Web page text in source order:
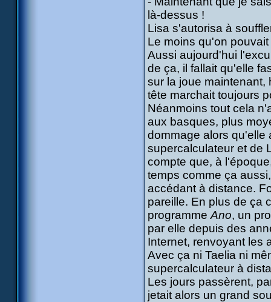
là-dessus !
Lisa s'autorisa à
Le moins qu'on
Aussi aujourd'hui
de ça, il fallait qu'elle
sur la joue maintenant,
tête marchait toujours
Néanmoins tout cela
aux basques, plus
dommage alors qu'elle
supercalculateur et de
compte que, à
temps comme ça
accédant à distance.
pareille. En plus de ça
programme Ano, un
par elle depuis des
Internet, renvoyant les
Avec ça ni Taelia ni
supercalculateur à
Les jours passèrent,
jetait alors un grand